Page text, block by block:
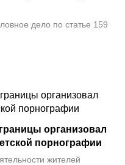
дело по статье 159
организовал
порнографии
жителей